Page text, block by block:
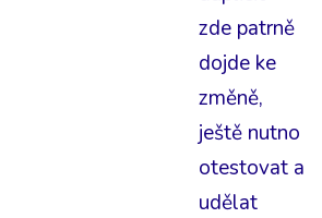
zde patrně
dojde ke
změně,
ještě nutno
otestovat a
udělat